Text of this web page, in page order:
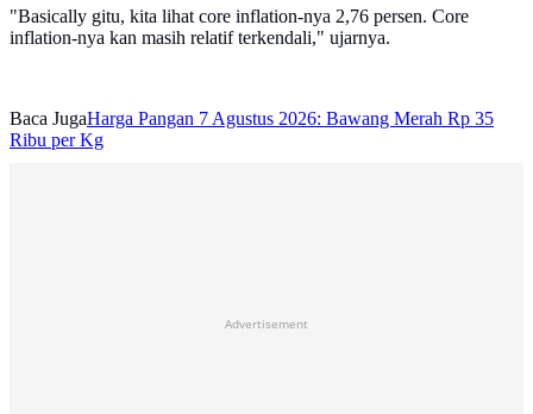
"Basically gitu, kita lihat core inflation-nya 2,76 persen. Core
inflation-nya kan masih relatif terkendali," ujarnya.
Baca JugaHarga Pangan 7 Agustus 2026: Bawang Merah Rp 35
Ribu per Kg
Advertisement